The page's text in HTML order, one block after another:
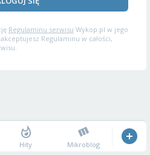
Regulaminu serwisu Wykop.pl w jego
Regulaminu w całości,
Hity Mikroblog